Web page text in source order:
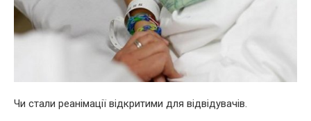
Чи стали реанімації відкритими для відвідувачів.